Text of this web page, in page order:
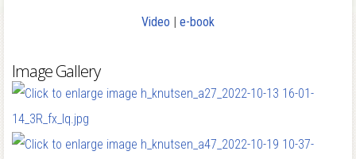
Video | e-book
Image Gallery